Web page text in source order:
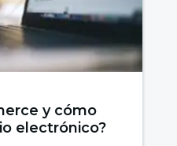
y cómo
electrónico?